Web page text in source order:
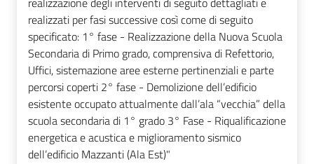
realizzati per fasi successive così come di seguito
specificato: 1° fase - Realizzazione della Nuova Scuola
Secondaria di Primo grado, comprensiva di Refettorio,
Uffici, sistemazione aree esterne pertinenziali e parte
percorsi coperti 2° fase - Demolizione dell’edificio
esistente occupato attualmente dall’ala “vecchia” della
scuola secondaria di 1° grado 3° Fase - Riqualificazione
energetica e acustica e miglioramento sismico
dell’edificio Mazzanti (Ala Est)"